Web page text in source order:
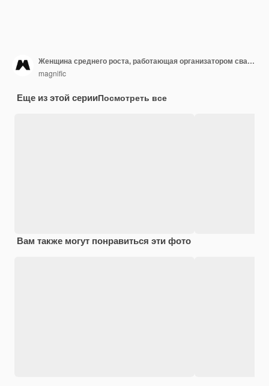
Женщина среднего роста, работающая организатором свадеб
magnific
Еще из этой серииПосмотреть все
Вам также могут понравиться эти фото